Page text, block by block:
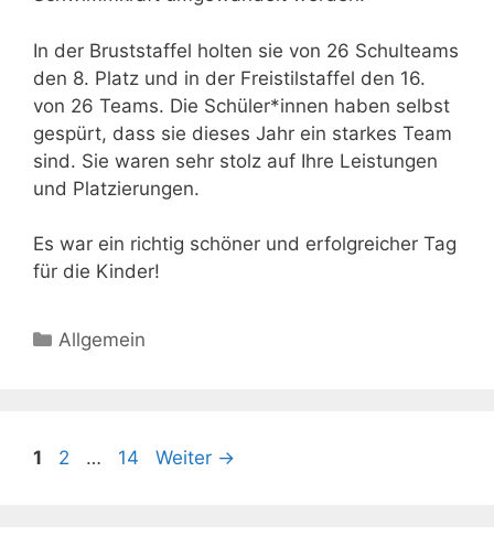
In der Bruststaffel holten sie von 26 Schulteams
den 8. Platz und in der Freistilstaffel den 16.
von 26 Teams. Die Schüler*innen haben selbst
gespürt, dass sie dieses Jahr ein starkes Team
sind. Sie waren sehr stolz auf Ihre Leistungen
und Platzierungen.
Es war ein richtig schöner und erfolgreicher Tag
für die Kinder!
Kategorien
Allgemein
Beitrags-
Seite
1 Seite
2 … Seite
14 Weiter →